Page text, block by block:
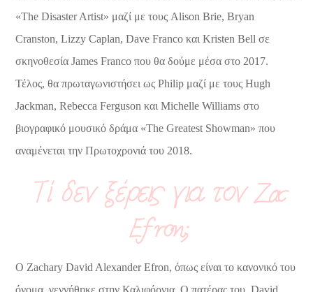
«The Disaster Artist» μαζί με τους Alison Brie, Bryan
Cranston, Lizzy Caplan, Dave Franco και Kristen Bell σε
σκηνοθεσία James Franco που θα δούμε μέσα στο 2017.
Τέλος, θα πρωταγωνιστήσει ως Philip μαζί με τους Hugh
Jackman, Rebecca Ferguson και Michelle Williams στο
βιογραφικό μουσικό δράμα «The Greatest Showman» που
αναμένεται την Πρωτοχρονιά του 2018.
Τί δεν ξέρεις για τον Zac
Efron;
Ο Zachary David Alexander Efron, όπως είναι το κανονικό του